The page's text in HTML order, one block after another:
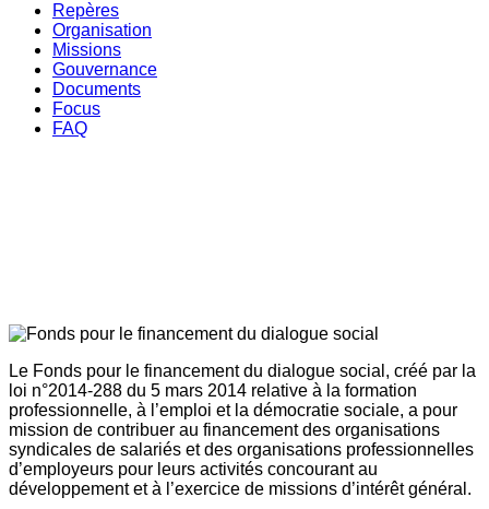
Repères
Organisation
Missions
Gouvernance
Documents
Focus
FAQ
Le Fonds pour le financement du dialogue social, créé par la
loi n°2014-288 du 5 mars 2014 relative à la formation
professionnelle, à l’emploi et la démocratie sociale, a pour
mission de contribuer au financement des organisations
syndicales de salariés et des organisations professionnelles
d’employeurs pour leurs activités concourant au
développement et à l’exercice de missions d’intérêt général.